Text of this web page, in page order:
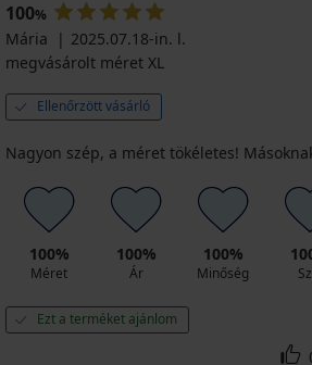
Kedvezmény
5 830
Ft
Eredeti ár
7 290
Ft
100%
Mária
2025.07.18-in. l.
megvásárolt méret XL
Ellenőrzött vásárló
Nagyon szép, a méret tökéletes!
100%
Méret
100%
Ár
100%
Minőség
Ezt a terméket ajánlom